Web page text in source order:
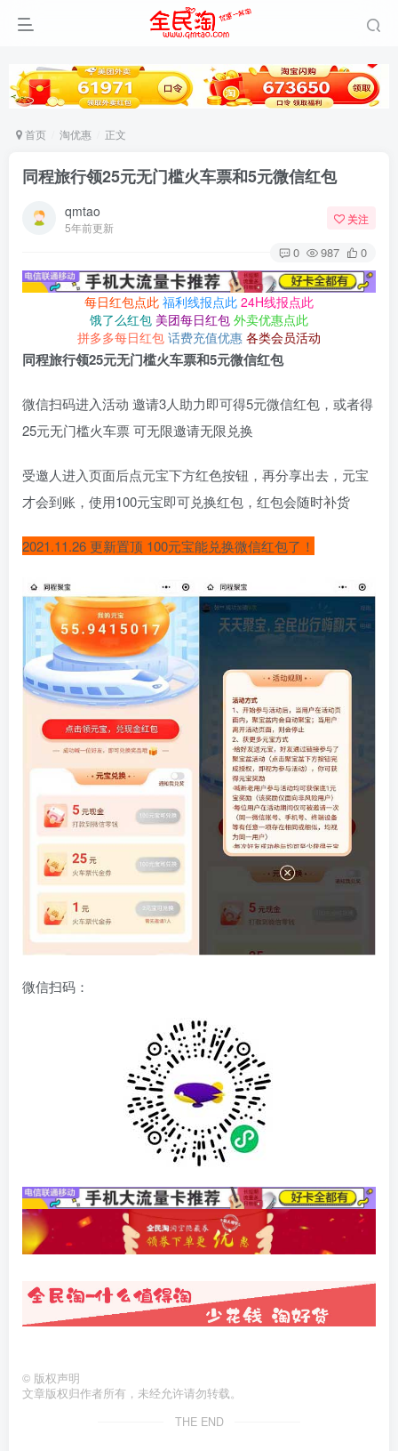
首页 淘优惠 正文
同程旅行领25元无门槛火车票和5元微信红包
qmtao
5年前更新
关注
0 987 0
每日红包点此 福利线报点此 24H线报点此
饿了么红包 美团每日红包 外卖优惠点此
拼多多每日红包 话费充值优惠 各类会员活动
同程旅行领25元无门槛火车票和5元微信红包
微信扫码进入活动 邀请3人助力即可得5元微信红包，或者得
25元无门槛火车票 可无限邀请无限兑换
受邀人进入页面后点元宝下方红色按钮，再分享出去，元宝
才会到账，使用100元宝即可兑换红包，红包会随时补货
2021.11.26 更新置顶 100元宝能兑换微信红包了！
微信扫码：
© 版权声明
文章版权归作者所有，未经允许请勿转载。
THE END